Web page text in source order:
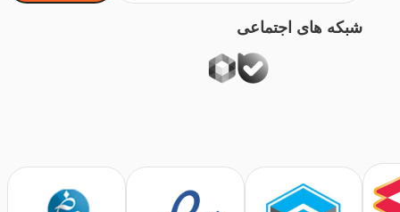
شبکه های اجتماعی